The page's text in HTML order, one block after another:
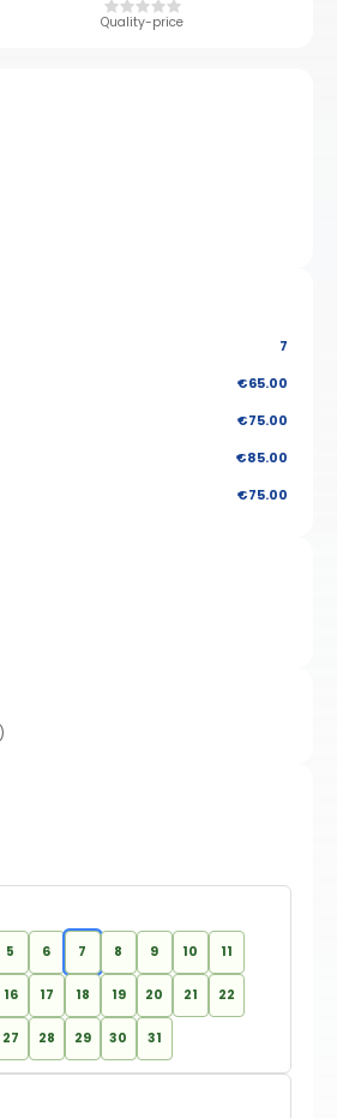
Quality-price
7
€65.00
€75.00
€85.00
€75.00
5 6 7 8 9 10 11
16 17 18 19 20 21 22
27 28 29 30 31